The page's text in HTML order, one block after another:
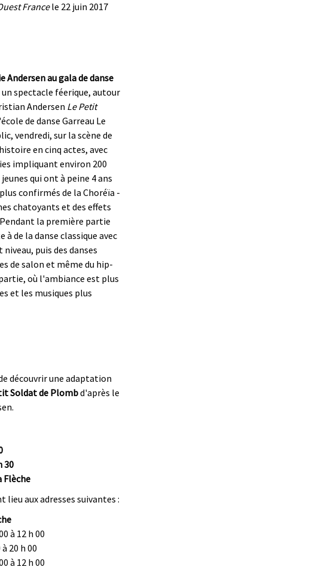
Francele 22 juin 2017
Andersen au gala de danse
un spectacle féerique, autour
Andersen Le Petit
de danse Garreau Le
vendredi, sur la scène de
en cinq actes, avec
impliquant environ 200
qui ont à peine 4 ans
confirmés de la Choréïa -
chatoyants et des effets
la première partie
à de la danse classique avec
puis des danses
de salon et même du hip-
où l'ambiance est plus
et les musiques plus
découvrir une adaptation
Soldat de Plombd'après le
30
Flèche
lieu aux adresses suivantes :
à 12 h 00
20 h 00
à 12 h 00